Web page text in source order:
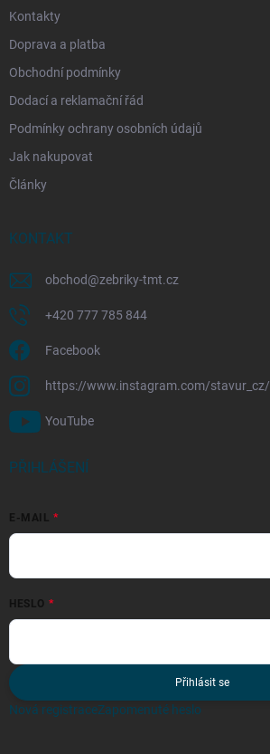
Kontakty
Doprava a platba
Obchodní podmínky
Dodací a reklamační řád
Podmínky ochrany osobních údajů
Jak nakupovat
Články
KONTAKT
obchod@zebriky-tmt.cz
+420 777 785 844
Facebook
https://www.instagram.com/stavur_cz/
YouTube
PŘIHLÁŠENÍ
E-MAIL
HESLO
Přihlásit se
Nová registraceZapomenuté heslo